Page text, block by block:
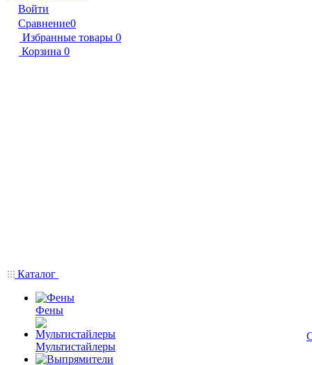
Войти
Сравнение0
Избранные товары 0
Корзина 0
Каталог
Фены
Мультистайлеры